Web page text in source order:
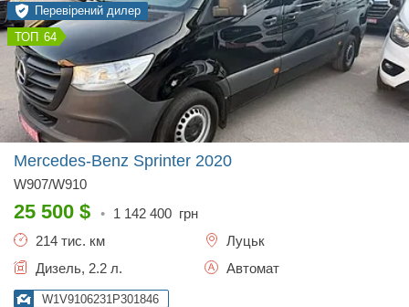
Перевірений дилер
64
Mercedes-Benz Sprinter 2020
W907/W910
25 500 $ • 1 142 400 грн
214 тис. км
Луцьк
Дизель, 2.2 л.
Автомат
W1V9106231P301846